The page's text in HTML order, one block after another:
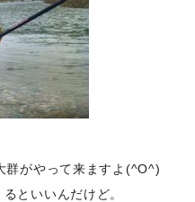
群がやって来ますよ(^O^)
といいんだけど。